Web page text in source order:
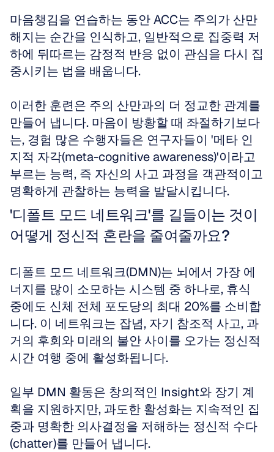
마음챙김을 연습하는 동안 ACC는 주의가 산만
해지는 순간을 인식하고, 일반적으로 집중력 저
하에 뒤따르는 감정적 반응 없이 관심을 다시 집
중시키는 법을 배웁니다.
이러한 훈련은 주의 산만과의 더 정교한 관계를
만들어 냅니다. 마음이 방황할 때 좌절하기보다
는, 경험 많은 수행자들은 연구자들이 '메타 인
지적 자각(meta-cognitive awareness)'이라고
부르는 능력, 즉 자신의 사고 과정을 객관적이고
명확하게 관찰하는 능력을 발달시킵니다.
'디폴트 모드 네트워크'를 길들이는 것이
어떻게 정신적 혼란을 줄여줄까요?
디폴트 모드 네트워크(DMN)는 뇌에서 가장 에
너지를 많이 소모하는 시스템 중 하나로, 휴식
중에도 신체 전체 포도당의 최대 20%를 소비합
니다. 이 네트워크는 잡념, 자기 참조적 사고, 과
거의 후회와 미래의 불안 사이를 오가는 정신적
시간 여행 중에 활성화됩니다.
일부 DMN 활동은 창의적인 Insight와 장기 계
획을 지원하지만, 과도한 활성화는 지속적인 집
중과 명확한 의사결정을 저해하는 정신적 수다
(chatter)를 만들어 냅니다.